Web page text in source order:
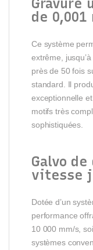
Gravure
de 0,001
Ce système
extrême,
près de 50 fois
standard. Il
exceptionnelle
motifs très
sophistiquées.
Galvo
vitesse
Dotée d’un
performance
10 000 mm/s,
systèmes